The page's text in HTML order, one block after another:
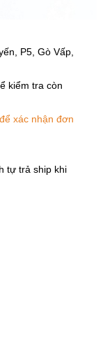
P5, Gò Vấp,
kiểm tra còn
xác nhận đơn
tự trả ship khi